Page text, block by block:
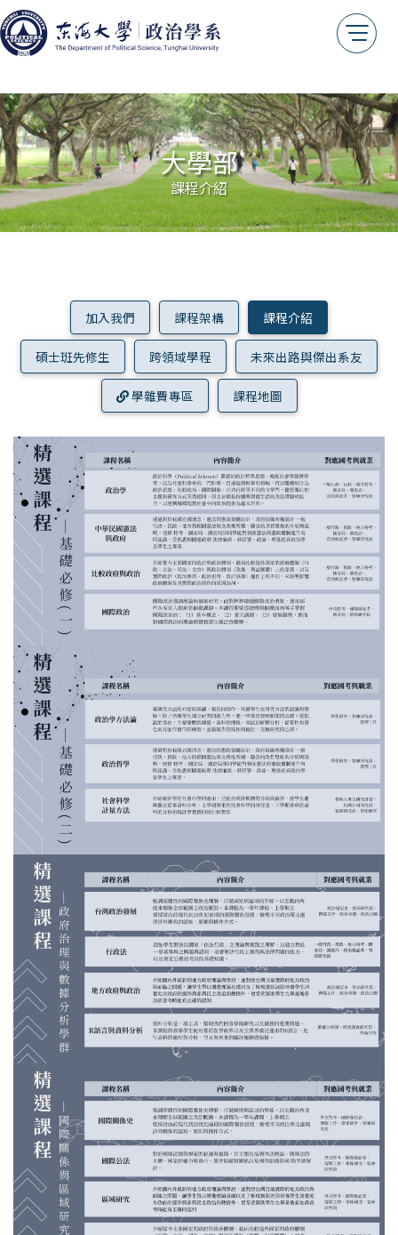
大學部
課程介紹
加入我們 課程架構 課程介紹
碩士班先修生 跨領域學程 未來出路與傑出系友
學雜費專區 課程地圖